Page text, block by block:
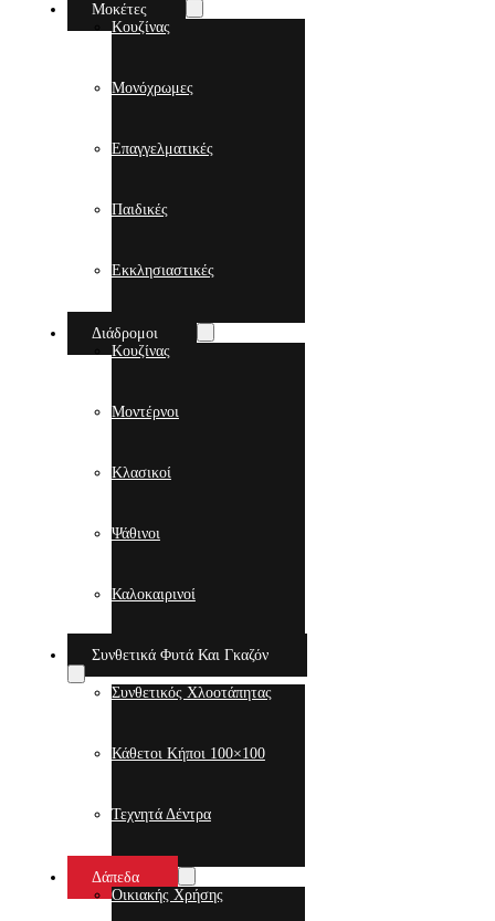
Μοκέτες
Κουζίνας
Μονόχρωμες
Επαγγελματικές
Παιδικές
Εκκλησιαστικές
Διάδρομοι
Κουζίνας
Μοντέρνοι
Κλασικοί
Ψάθινοι
Καλοκαιρινοί
Συνθετικά Φυτά Και Γκαζόν
Συνθετικός Χλοοτάπητας
Κάθετοι Κήποι 100×100
Τεχνητά Δέντρα
Δάπεδα
Οικιακής Χρήσης